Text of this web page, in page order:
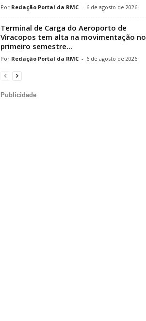
Redação Portal da RMC - 6 de agosto de 2026
Terminal de Carga do Aeroporto de
Viracopos tem alta na movimentação no
primeiro semestre...
Redação Portal da RMC - 6 de agosto de 2026
Publicidade